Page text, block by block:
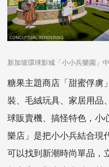
新加坡環球影城「小小兵樂園」
糖果主題商店「甜蜜俘虜
裝、毛絨玩具、家居用品
球販賣機、搞怪特色，小
樂店」是把小小兵結合現
可以找到新潮時尚單品，